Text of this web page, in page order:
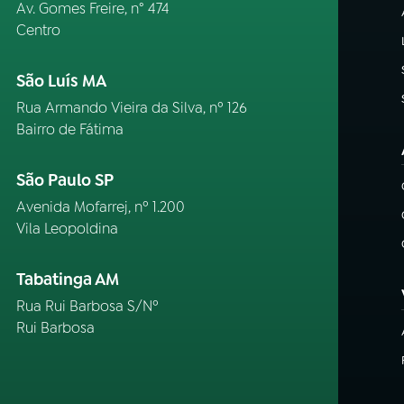
Av. Gomes Freire, n° 474
Centro
São Luís MA
Rua Armando Vieira da Silva, nº 126
Bairro de Fátima
São Paulo SP
Avenida Mofarrej, nº 1.200
Vila Leopoldina
Tabatinga AM
Rua Rui Barbosa S/Nº
Rui Barbosa